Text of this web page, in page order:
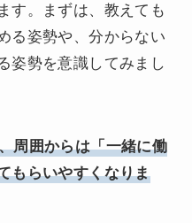
す。まずは、教えても
る姿勢や、分からない
姿勢を意識してみまし
周囲からは「一緒に働
もらいやすくなりま